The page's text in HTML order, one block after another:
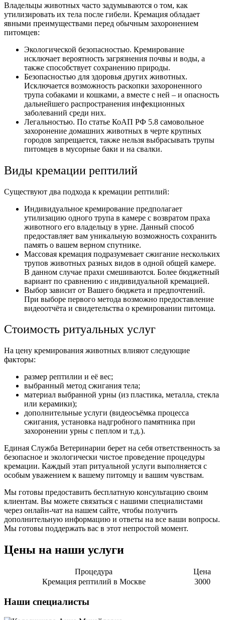
Владельцы животных часто задумываются о том, как
утилизировать их тела после гибели. Кремация обладает
явными преимуществами перед обычным захоронением
питомцев:
Экологической безопасностью. Кремирование
исключает вероятность загрязнения почвы и воды, а
также способствует сохранению природы.
Безопасностью для здоровья других животных.
Исключается возможность раскопки захороненного
трупа собаками и кошками, а вместе с ней – и опасность
дальнейшего распространения инфекционных
заболеваний среди них.
Легальностью. По статье КоАП РФ 5.8 самовольное
захоронение домашних животных в черте крупных
городов запрещается, также нельзя выбрасывать трупы
питомцев в мусорные баки и на свалки.
Виды кремации рептилий
Существуют два подхода к кремации рептилий:
Индивидуальное кремирование предполагает
утилизацию одного трупа в камере с возвратом праха
животного его владельцу в урне. Данный способ
предоставляет вам уникальную возможность сохранить
память о вашем верном спутнике.
Массовая кремация подразумевает сжигание нескольких
трупов животных разных видов в одной общей камере.
В данном случае прахи смешиваются. Более бюджетный
вариант по сравнению с индивидуальной кремацией.
Выбор зависит от Вашего бюджета и предпочтений.
При выборе первого метода возможно предоставление
видеоотчёта и свидетельства о кремировании питомца.
Стоимость ритуальных услуг
На цену кремирования животных влияют следующие
факторы:
размер рептилии и её вес;
выбранный метод сжигания тела;
материал выбранной урны (из пластика, металла, стекла
или керамики);
дополнительные услуги (видеосъёмка процесса
сжигания, установка надгробного памятника при
захоронении урны с пеплом и т.д.).
Единая Служба Ветеринарии берет на себя ответственность за
безопасное и экологически чистое проведение процедуры
кремации. Каждый этап ритуальной услуги выполняется с
особым уважением к вашему питомцу и вашим чувствам.
Мы готовы предоставить бесплатную консультацию своим
клиентам. Вы можете связаться с нашими специалистами
через онлайн-чат на нашем сайте, чтобы получить
дополнительную информацию и ответы на все ваши вопросы.
Мы готовы поддержать вас в этот непростой момент.
Цены на наши услуги
Процедура
Цена
Кремация рептилий в Москве
3000
Наши специалисты